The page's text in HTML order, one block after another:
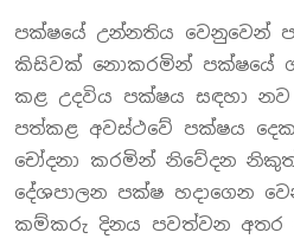
පක්ෂයේ උන්නතිය වෙනුවෙන්
කිසිවක් නොකරමින් පක්ෂයේ
කළ උදවිය පක්ෂය සඳහා
පත්කළ අවස්ථවේ පක්ෂය
චෝදනා කරමින් නිවේදන
දේශපාලන පක්ෂ හදාගෙන
කම්කරු දිනය පවත්වන අතර